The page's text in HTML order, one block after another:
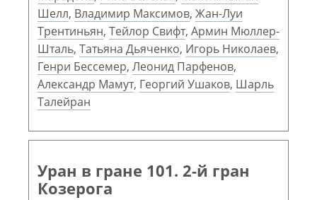
Шелл, Владимир Максимов, Жан-Луи
Трентиньян, Тейлор Свифт, Армин Мюллер-
Шталь, Татьяна Дьяченко, Игорь Николаев,
Генри Бессемер, Леонид Парфенов,
Александр Мамут, Георгий Ушаков, Шарль
Талейран
Уран в гране 101. 2-й гран
Козерога